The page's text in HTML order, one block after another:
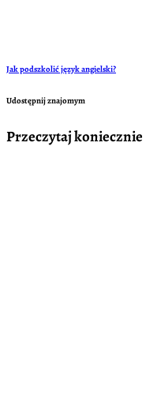
Jak podszkolić język angielski?
Udostępnij znajomym
Przeczytaj koniecznie